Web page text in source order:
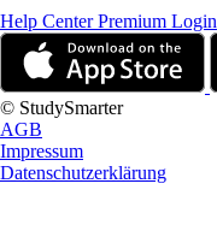
Help CenterPremium Login
© StudySmarter
AGB
Impressum
Datenschutzerklärung